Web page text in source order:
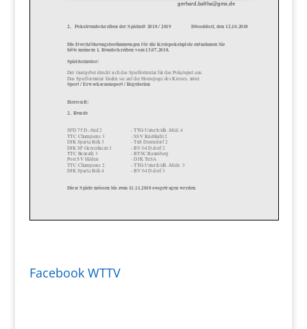
Facebook WTTV